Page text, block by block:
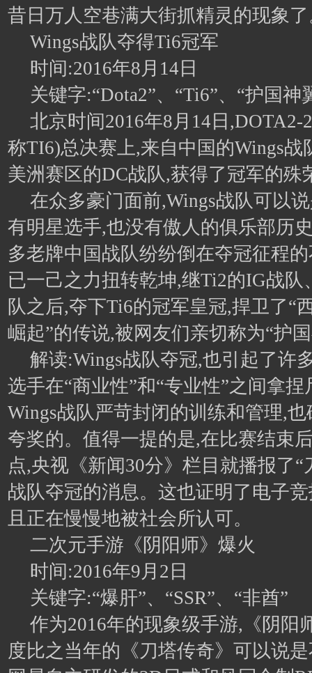
昔日万人空巷满大街抓精灵的现象
Wings战队夺得Ti6冠军
时间:2016年8月14日
关键字:“Dota2”、“Ti6”、“护国神
北京时间2016年8月14日,DOTA2-
称TI6)总决赛上,来自中国的Wings战
美洲赛区的DC战队,获得了冠军的殊
在众多豪门面前,Wings战队可以
有明星选手,也没有傲人的俱乐部历
多老牌中国战队纷纷倒在夺冠征程
已一己之力扭转乾坤,继Ti2的IG战队
队之后,夺下Ti6的冠军皇冠,捍卫了“
崛起”的传说,被网友们亲切称为“护
解读:Wings战队夺冠,也引起了许
选手在“商业性”和“专业性”之间拿
Wings战队严苛封闭的训练和管理,
夸奖的。值得一提的是,在比赛结束
点,央视《新闻30分》栏目就播报了“
战队夺冠的消息。这也证明了电子
且正在慢慢地被社会所认可。
二次元手游《阴阳师》爆火
时间:2016年9月2日
关键字:“爆肝”、“SSR”、“非酋”
作为2016年的现象级手游,《阴阳
度比之当年的《刀塔传奇》可以说